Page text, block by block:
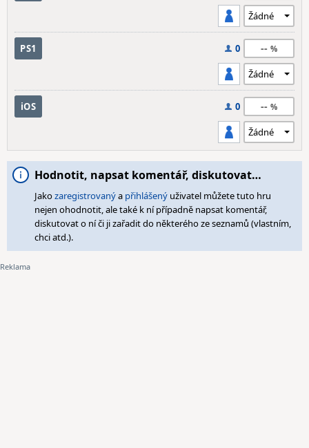
PS1 0 --
iOS 0 --
Hodnotit, napsat komentář, diskutovat…
Jakozaregistrovanýa přihlášený uživatel můžete tuto hru
nejen ohodnotit, ale také k ní případně napsat komentář,
diskutovat o ní či ji zařadit do některého ze seznamů (vlastním,
chci atd.).